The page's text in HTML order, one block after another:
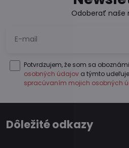
Odoberať naše
Potvrdzujem, že som sa
osobných údajov a týmto
spracúvaním mojich osobných
Dôležité odkazy